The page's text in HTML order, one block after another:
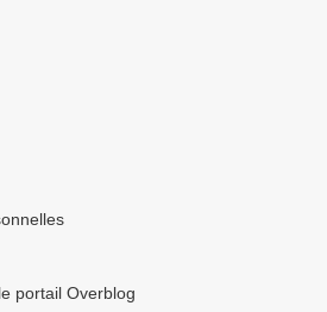
portail Overblog